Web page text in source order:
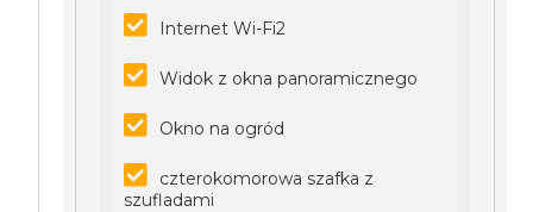
Internet Wi-Fi2
Widok z okna panoramicznego
Okno na ogród
czterokomorowa szafka z
szufladami